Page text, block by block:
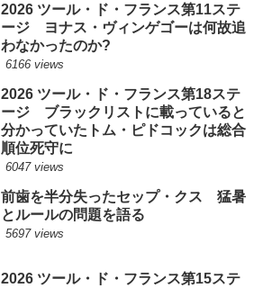
2026 ツール・ド・フランス第11ステ
ージ ヨナス・ヴィンゲゴーは何故追
わなかったのか?
6166 views
2026 ツール・ド・フランス第18ステ
ージ ブラックリストに載っていると
分かっていたトム・ピドコックは総合
順位死守に
6047 views
前歯を半分失ったセップ・クス 猛暑
とルールの問題を語る
5697 views
2026 ツール・ド・フランス第15ステ